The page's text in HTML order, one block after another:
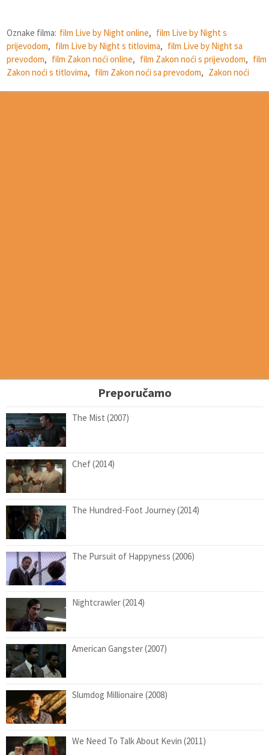
Oznake filma: film Live by Night online, film Live by Night s
prijevodom, film Live by Night s titlovima, film Live by Night sa
prevodom, film Zakon noći online, film Zakon noći s prijevodom, film
Zakon noći s titlovima, film Zakon noći sa prevodom, Zakon noći
Preporučamo
The Mist (2007)
Chef (2014)
The Hundred-Foot Journey (2014)
The Pursuit of Happyness (2006)
Nightcrawler (2014)
American Gangster (2007)
Slumdog Millionaire (2008)
We Need To Talk About Kevin (2011)